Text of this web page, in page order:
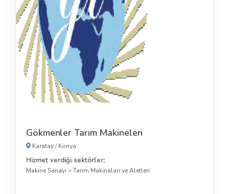
Gökmenler Tarım Makineleri
Karatay/Konya
Hizmet verdiği sektörler:
Makine Sanayi >Tarım Makinaları ve Aletleri